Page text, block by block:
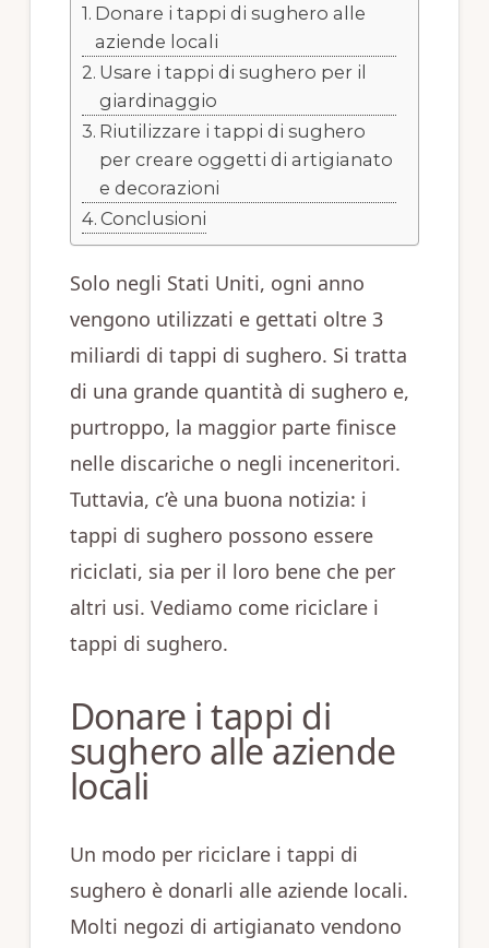
Donare i tappi di sughero alle
aziende locali
Usare i tappi di sughero per il
giardinaggio
Riutilizzare i tappi di sughero
per creare oggetti di artigianato
e decorazioni
Conclusioni
Solo negli Stati Uniti, ogni anno
vengono utilizzati e gettati oltre 3
miliardi di tappi di sughero. Si tratta
di una grande quantità di sughero e,
purtroppo, la maggior parte finisce
nelle discariche o negli inceneritori.
Tuttavia, c’è una buona notizia: i
tappi di sughero possono essere
riciclati, sia per il loro bene che per
altri usi. Vediamo come riciclare i
tappi di sughero.
Donare i tappi di
sughero alle aziende
locali
Un modo per riciclare i tappi di
sughero è donarli alle aziende locali.
Molti negozi di artigianato vendono